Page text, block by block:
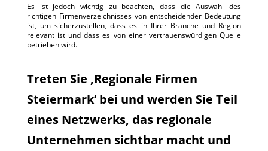
Es ist jedoch wichtig zu beachten, dass die Auswahl des
richtigen Firmenverzeichnisses von entscheidender Bedeutung
ist, um sicherzustellen, dass es in Ihrer Branche und Region
relevant ist und dass es von einer vertrauenswürdigen Quelle
betrieben wird.
Treten Sie ‚Regionale Firmen
Steiermark‘ bei und werden Sie Teil
eines Netzwerks, das regionale
Unternehmen sichtbar macht und